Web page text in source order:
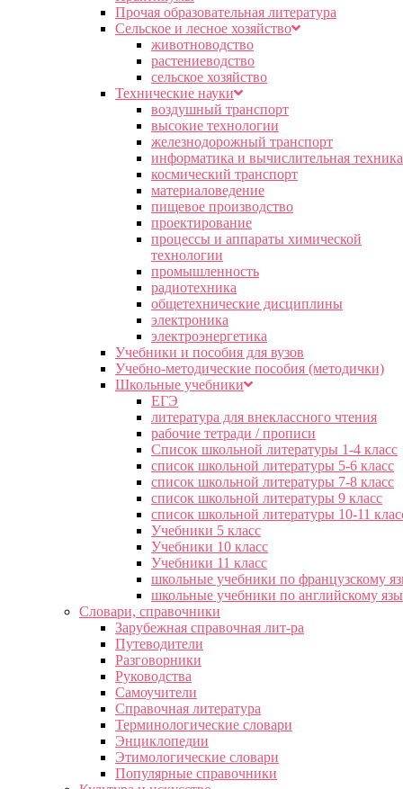
Прочая образовательная литература
Сельское и лесное хозяйство
животноводство
растениеводство
сельское хозяйство
Технические науки
воздушный транспорт
высокие технологии
железнодорожный транспорт
информатика и вычислительная техника
космический транспорт
материаловедение
пищевое производство
проектирование
процессы и аппараты химической
технологии
промышленность
радиотехника
общетехнические дисциплины
электроника
электроэнергетика
Учебники и пособия для вузов
Учебно-методические пособия (методички)
Школьные учебники
ЕГЭ
литература для внеклассного чтения
рабочие тетради / прописи
Список школьной литературы 1-4 класс
список школьной литературы 5-6 класс
список школьной литературы 7-8 класс
список школьной литературы 9 класс
список школьной литературы 10-11
Учебники 5 класс
Учебники 10 класс
Учебники 11 класс
школьные учебники по французскому
школьные учебники по английскому
Словари, справочники
Зарубежная справочная лит-ра
Путеводители
Разговорники
Руководства
Самоучители
Справочная литература
Терминологические словари
Энциклопедии
Этимологические словари
Популярные справочники